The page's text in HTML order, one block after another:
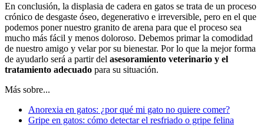
En conclusión, la displasia de cadera en gatos se trata de un proceso
crónico de desgaste óseo, degenerativo e irreversible, pero en el que
podemos poner nuestro granito de arena para que el proceso sea
mucho más fácil y menos doloroso. Debemos primar la comodidad
de nuestro amigo y velar por su bienestar. Por lo que la mejor forma
de ayudarlo será a partir del asesoramiento veterinario y el
tratamiento adecuado para su situación.
Más sobre...
Anorexia en gatos: ¿por qué mi gato no quiere comer?
Gripe en gatos: cómo detectar el resfriado o gripe felina